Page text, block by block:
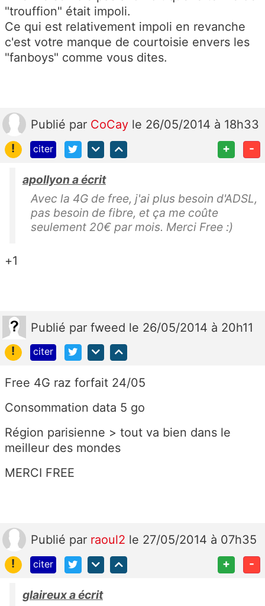
"trouffion" était impoli.
Ce qui est relativement impoli en revanche
c'est votre manque de courtoisie envers les
"fanboys" comme vous dites.
Publié par CoCay le 26/05/2014 à 18h33
!
citer + -
apollyon a écrit
Avec la 4G de free, j'ai plus besoin d'ADSL,
pas besoin de fibre, et ça me coûte
seulement 20€ par mois. Merci Free :)
+1
Publié par fweed le 26/05/2014 à 20h11
!
citer
Free 4G raz forfait 24/05
Consommation data 5 go
Région parisienne > tout va bien dans le
meilleur des mondes
MERCI FREE
Publié par raoul2 le 27/05/2014 à 07h35
!
citer + -
glaireux a écrit